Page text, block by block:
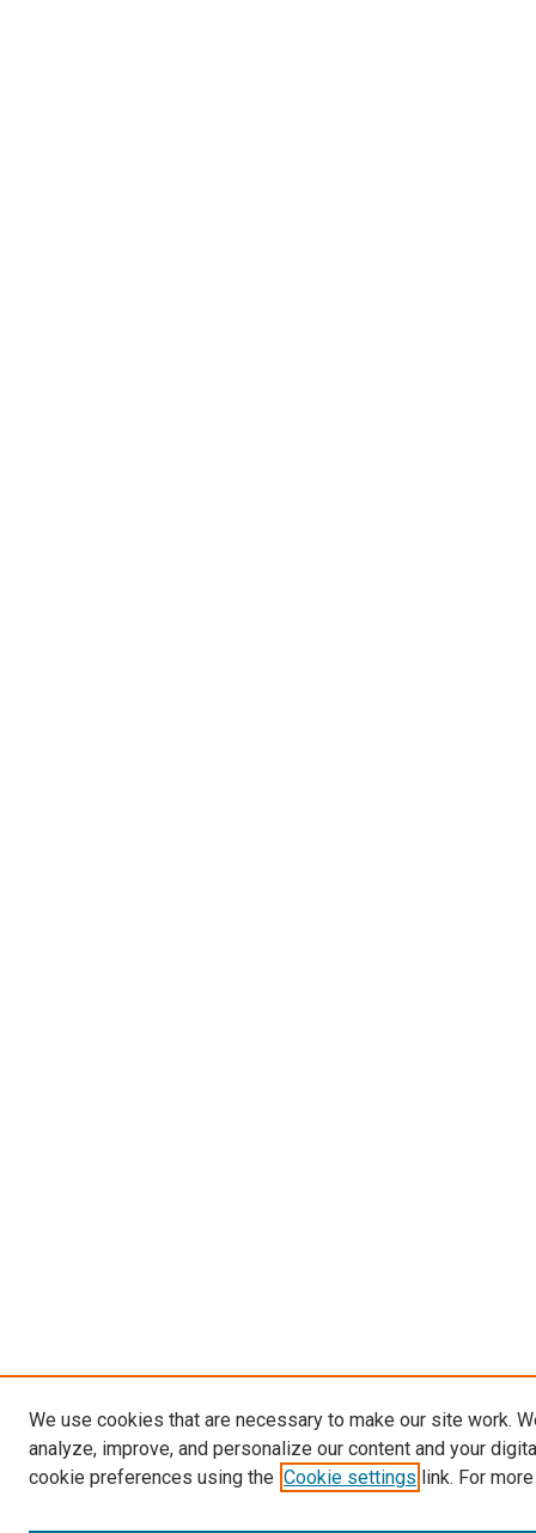
We use cookies that are necessary to make our site work.
analyze, improve, and personalize our content and your
cookie preferences using the Cookie settings link. For